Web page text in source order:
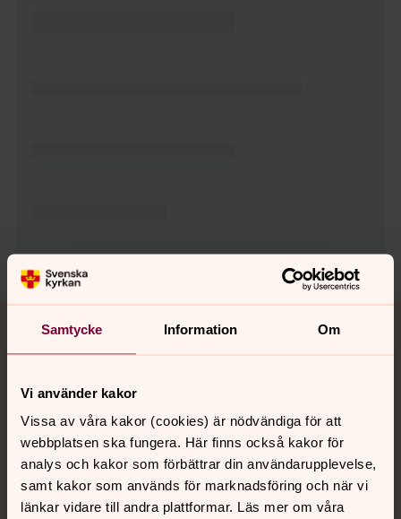
Samtycke Information Om
Vi använder kakor
Vissa av våra kakor (cookies) är nödvändiga för att
webbplatsen ska fungera. Här finns också kakor för
analys och kakor som förbättrar din användarupplevelse,
samt kakor som används för marknadsföring och när vi
länkar vidare till andra plattformar. Läs mer om våra
Tillbaka till toppen
Tillbaka till innehållet
Kontakt
Kalender